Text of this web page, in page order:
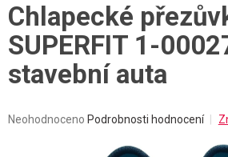
Chlapecké
SUPERFIT 1-
stavební auta
Průměrné
Neohodnoceno Podrobnosti hodnocení